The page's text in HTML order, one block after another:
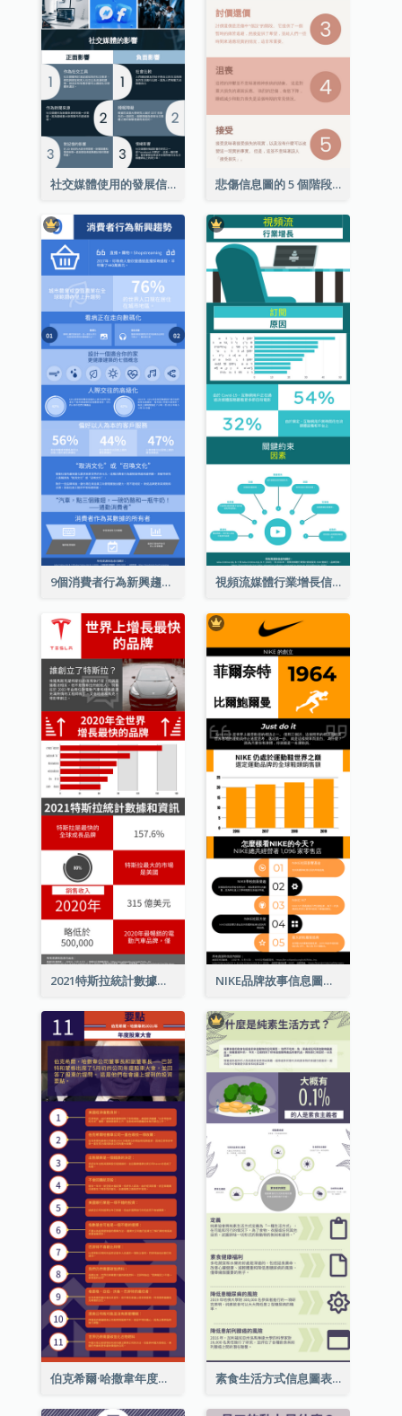
社交媒體使用的發展信息圖表 悲傷信息圖的 5 個階段（附解釋）
9個消費者行為新興趨勢信息圖表 視頻流媒體行業增長信息圖表
2021特斯拉統計數據和資訊信息圖表 NIKE品牌故事信息圖表
伯克希爾·哈撒韋年度股東大會的11個要點 素食生活方式信息圖表